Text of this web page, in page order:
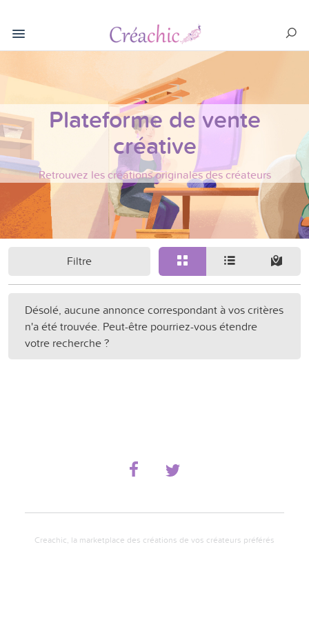
Plateforme de vente
créative
Retrouvez les créations originales des créateurs
Filtre
Désolé, aucune annonce correspondant à vos critères
n'a été trouvée. Peut-être pourriez-vous étendre
votre recherche ?
Creachic, la marketplace des créations de vos créateurs préférés